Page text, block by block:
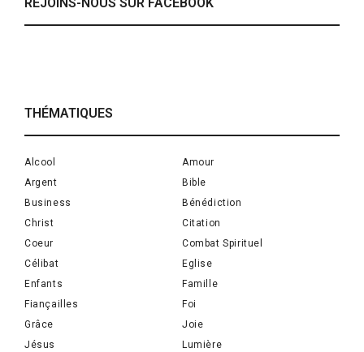
REJOINS-NOUS SUR FACEBOOK
THÉMATIQUES
Alcool
Amour
Argent
Bible
Business
Bénédiction
Christ
Citation
Coeur
Combat Spirituel
Célibat
Eglise
Enfants
Famille
Fiançailles
Foi
Grâce
Joie
Jésus
Lumière